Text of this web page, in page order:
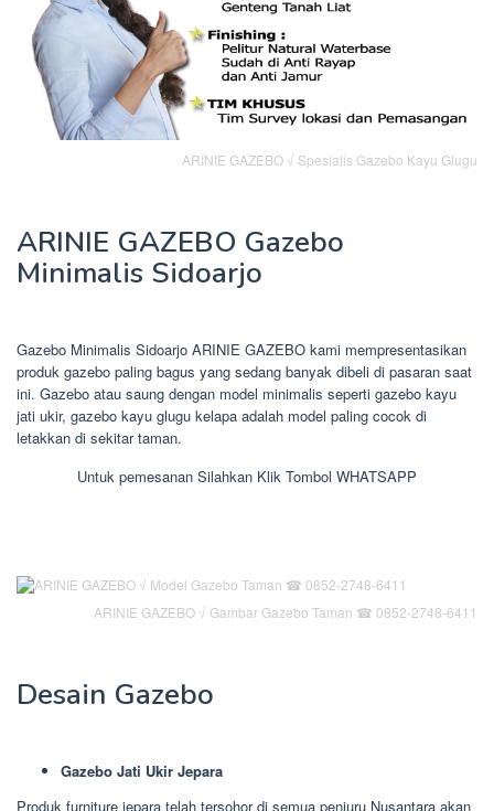
ARINIE GAZEBO √ Spesialis Gazebo Kayu Glugu
ARINIE GAZEBO Gazebo
Minimalis Sidoarjo
Gazebo Minimalis Sidoarjo ARINIE GAZEBO kami mempresentasikan
produk gazebo paling bagus yang sedang banyak dibeli di pasaran saat
ini. Gazebo atau saung dengan model minimalis seperti gazebo kayu
jati ukir, gazebo kayu glugu kelapa adalah model paling cocok di
letakkan di sekitar taman.
Untuk pemesanan Silahkan Klik Tombol WHATSAPP
ARINIE GAZEBO √ Gambar Gazebo Taman ☎ 0852-2748-6411
Desain Gazebo
Gazebo Jati Ukir Jepara
Produk furniture jepara telah tersohor di semua penjuru Nusantara akan